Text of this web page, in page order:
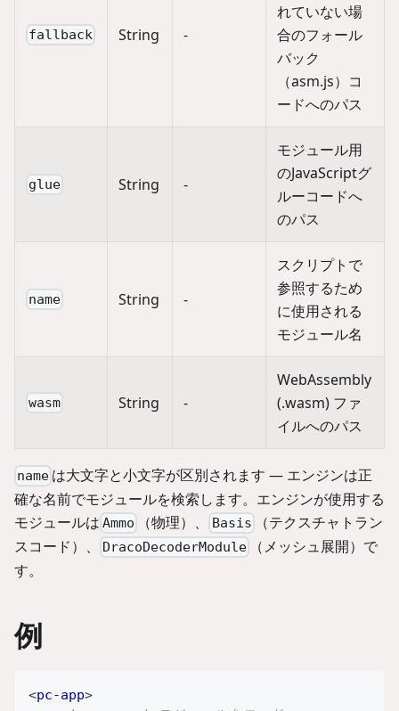
fallback String -
れていない場
合のフォール
バック
（asm.js）コ
ードへのパス
glue String -
モジュール用
のJavaScriptグ
ルーコードへ
のパス
name String -
スクリプトで
参照するため
に使用される
モジュール名
wasm String -
WebAssembly
(.wasm) ファ
イルへのパス
name は大文字と小文字が区別されます — エンジンは正
確な名前でモジュールを検索します。エンジンが使用する
モジュールは Ammo （物理）、 Basis
（テクスチャトラン
スコード）、
DracoDecoderModule
（メッシュ展開）で
す。
例
<pc-app>